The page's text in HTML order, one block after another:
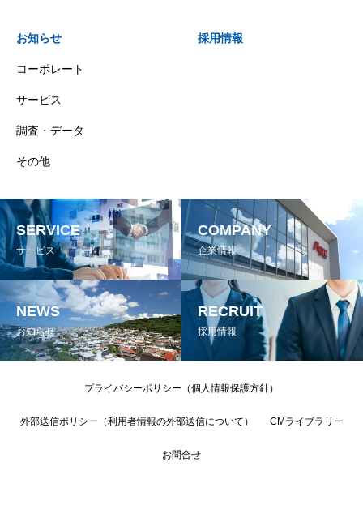
お知らせ
コーポレート
サービス
調査・データ
その他
採用情報
SERVICE
サービス
COMPANY
企業情報
NEWS
お知らせ
RECRUIT
採用情報
プライバシーポリシー（個人情報保護方針）
外部送信ポリシー（利用者情報の外部送信について） CMライブラリー
お問合せ